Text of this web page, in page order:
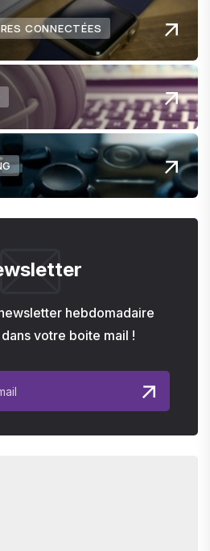
CONNECTÉES
hebdomadaire
votre boite mail !